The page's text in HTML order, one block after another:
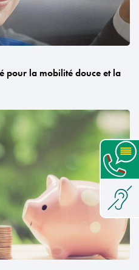
pour la mobilité douce et la